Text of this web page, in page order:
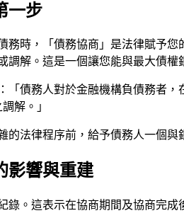
一步
務時，「債務協商」是法律賦予
調解。這是一個讓您能與最大債權
「債務人對於金融機構負債務者
解。」
的法律程序前，給予債務人一個與
影響與重建
錄。這表示在協商期間及協商完